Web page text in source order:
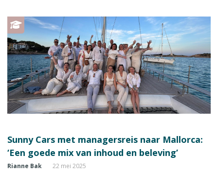
Sunny Cars met managersreis naar Mallorca:
‘Een goede mix van inhoud en beleving’
Rianne Bak 22 mei 2025